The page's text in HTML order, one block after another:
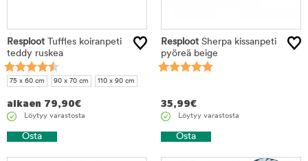
Resploot Tuffles koiranpeti
teddy ruskea
75 x 60 cm 90 x 70 cm 110 x 90 cm
alkaen 79,90€
Löytyy varastosta
Osta
Resploot Sherpa kissanpeti
pyöreä beige
35,99€
Löytyy varastosta
Osta